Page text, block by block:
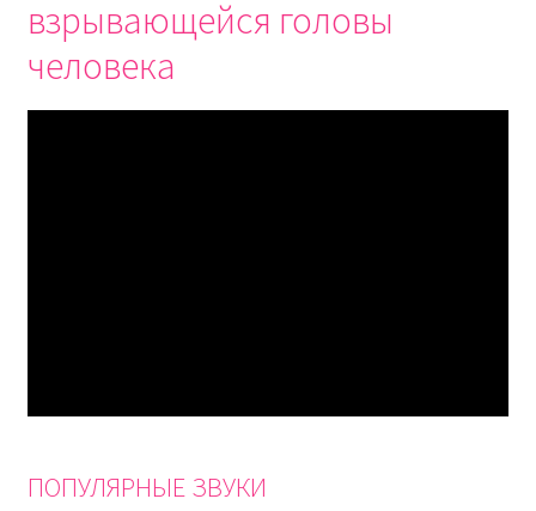
взрывающейся головы
человека
ПОПУЛЯРНЫЕ ЗВУКИ